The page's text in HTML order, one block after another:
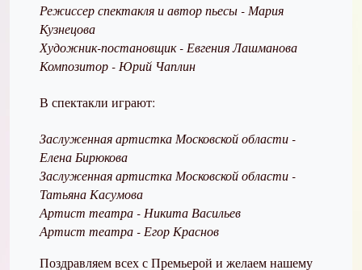
Режиссер спектакля и автор пьесы - Мария
Кузнецова
Художник-постановщик - Евгения Лашманова
Композитор - Юрий Чаплин
В спектакли играют:
Заслуженная артистка Московской области -
Елена Бирюкова
Заслуженная артистка Московской области -
Татьяна Касумова
Артист театра - Никита Васильев
Артист театра - Егор Краснов
Поздравляем всех с Премьерой и желаем нашему